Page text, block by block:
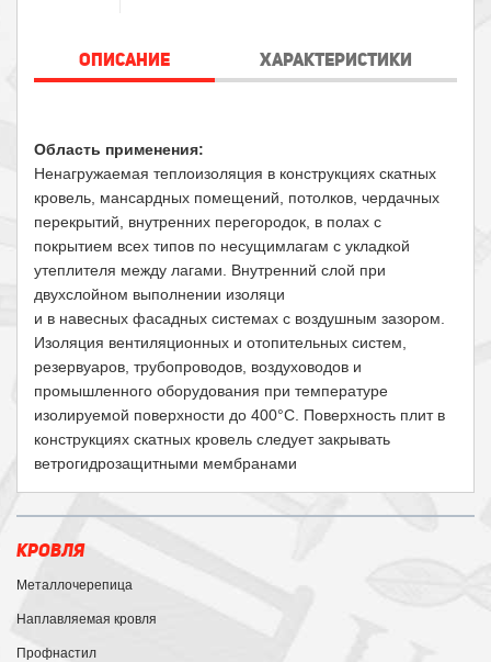
ОПИСАНИЕ ХАРАКТЕРИСТИКИ
Область применения:
Ненагружаемая теплоизоляция в конструкциях скатных
кровель, мансардных помещений, потолков, чердачных
перекрытий, внутренних перегородок, в полах с
покрытием всех типов по несущимлагам с укладкой
утеплителя между лагами. Внутренний слой при
двухслойном выполнении изоляци
и в навесных фасадных системах с воздушным зазором.
Изоляция вентиляционных и отопительных систем,
резервуаров, трубопроводов, воздуховодов и
промышленного оборудования при температуре
изолируемой поверхности до 400°С. Поверхность плит в
конструкциях скатных кровель следует закрывать
ветрогидрозащитными мембранами
КРОВЛЯ
Металлочерепица
Наплавляемая кровля
Профнастил